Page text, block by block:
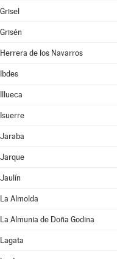
Grisel
Grisén
Herrera de los Navarros
Ibdes
Illueca
Isuerre
Jaraba
Jarque
Jaulín
La Almolda
La Almunia de Doña Godina
Lagata